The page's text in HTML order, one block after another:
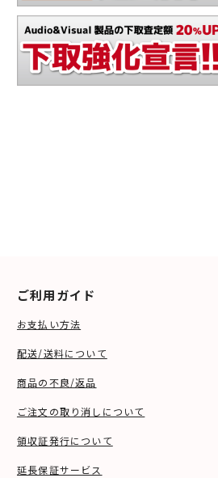
ご利用ガイド
お支払い方法
配送/送料について
商品の不良/返品
ご注文の取り消しについて
領収証発行について
延長保証サービス